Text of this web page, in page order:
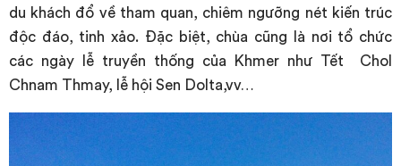
du khách đổ về tham quan, chiêm ngưỡng nét kiến trúc
độc đáo, tinh xảo. Đặc biệt, chùa cũng là nơi tổ chức
các ngày lễ truyền thống của Khmer như Tết Chol
Chnam Thmay, lễ hội Sen Dolta,vv…